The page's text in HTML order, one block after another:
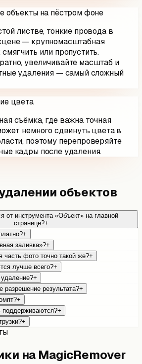
объекты на пёстром фоне
листве, тонкие провода в
— крупномасштабная
или пропустить.
увеличивайте масштаб и
удаления — самый сложный
цвета
съёмка, где важна точная
немного сдвинуть цвета в
поэтому перепроверяйте
кадры после удаления.
объектов
от инструмента «Объект» на главной
странице?+
+
заливка»?+
часть фото точно такой же?+
лучше всего?+
+
разрешение результата?+
+
+
+
на MagicRemover